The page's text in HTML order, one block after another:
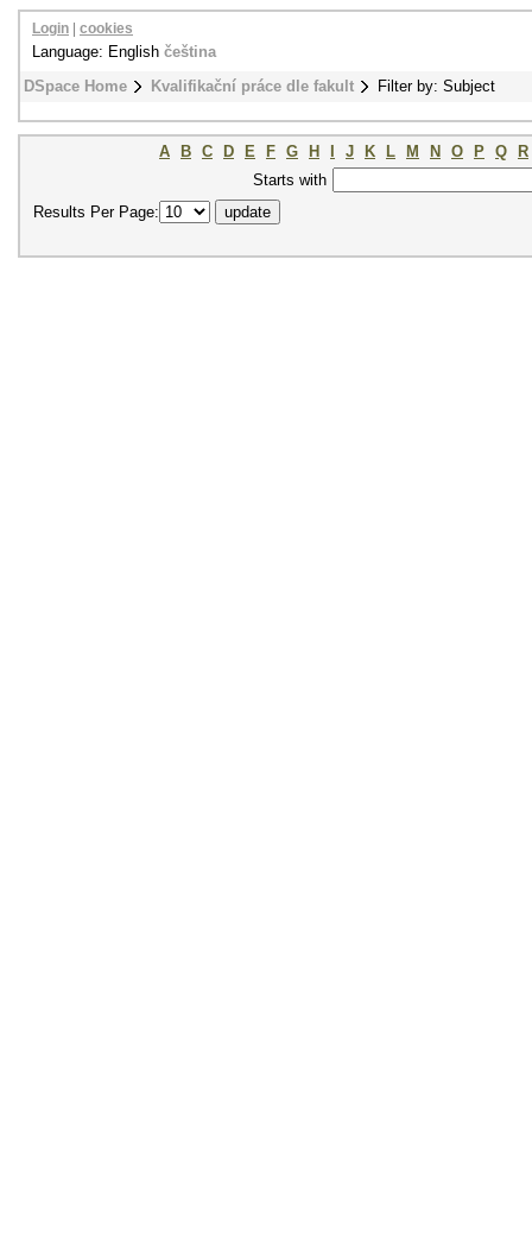
DSpace Home Kvalifikační práce dle fakult Filter by: Subject
Login cookies
Language: English čeština
A B C D E F G H J K L M N O P Q
R
Starts with
Results Per Page: